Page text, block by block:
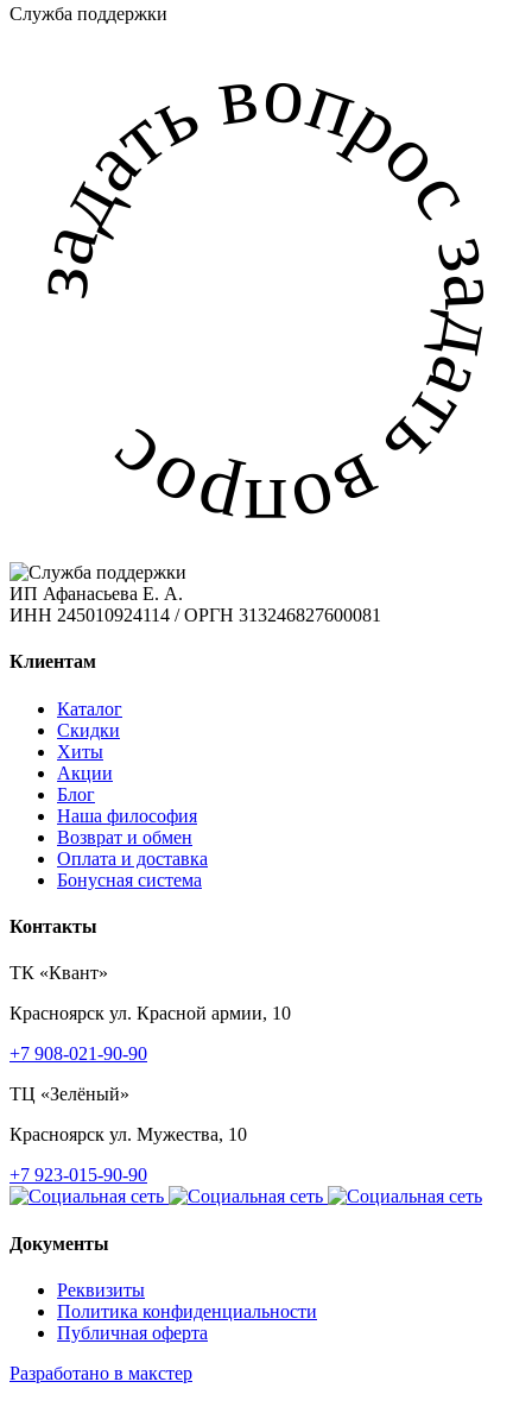
Служба поддержки
задать вопрос задать вопрос
ИП Афанасьева Е. А.
ИНН 245010924114 / ОРГН 313246827600081
Клиентам
Каталог
Скидки
Хиты
Акции
Блог
Наша философия
Возврат и обмен
Оплата и доставка
Бонусная система
Контакты
ТК «Квант»
Красноярск ул. Красной армии, 10
+7 908-021-90-90
ТЦ «Зелёный»
Красноярск ул. Мужества, 10
+7 923-015-90-90
Документы
Реквизиты
Политика конфиденциальности
Публичная оферта
Разработано в макстер